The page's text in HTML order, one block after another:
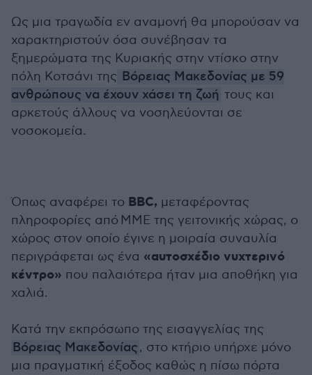
Ως μια τραγωδία εν αναμονή θα μπορούσαν να
χαρακτηριστούν όσα συνέβησαν τα
ξημερώματα της Κυριακής στην ντίσκο στην
πόλη Κοτσάνι της Βόρειας Μακεδονίας με 59
ανθρώπους να έχουν χάσει τη ζωή τους και
αρκετούς άλλους να νοσηλεύονται σε
νοσοκομεία.
Όπως αναφέρει το BBC, μεταφέροντας
πληροφορίες από MME της γειτονικής χώρας, ο
χώρος στον οποίο έγινε η μοιραία συναυλία
περιγράφεται ως ένα «αυτοσχέδιο νυχτερινό
κέντρο» που παλαιότερα ήταν μια αποθήκη για
χαλιά.
Κατά την εκπρόσωπο της εισαγγελίας της
Βόρειας Μακεδονίας, στο κτήριο υπήρχε μόνο
μια πραγματική έξοδος καθώς η πίσω πόρτα